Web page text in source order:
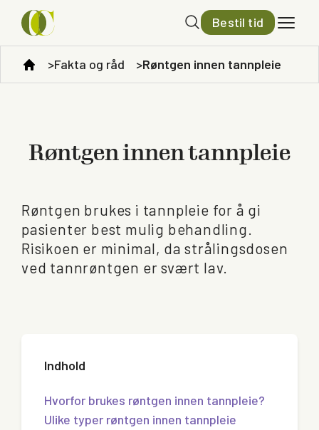
Bestil tid
Fakta og råd Røntgen innen tannpleie
Røntgen innen tannpleie
Røntgen brukes i tannpleie for å gi
pasienter best mulig behandling.
Risikoen er minimal, da strålingsdosen
ved tannrøntgen er svært lav.
Indhold
Hvorfor brukes røntgen innen tannpleie?
Ulike typer røntgen innen tannpleie